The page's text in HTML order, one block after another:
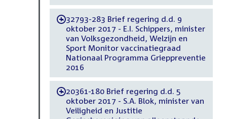
-32793-283 Brief regering d.d. 9
oktober 2017 - E.I. Schippers, minister
van Volksgezondheid, Welzijn en
Sport Monitor vaccinatiegraad
Nationaal Programma Grieppreventie
2016
-20361-180 Brief regering d.d. 5
oktober 2017 - S.A. Blok, minister van
Veiligheid en Justitie